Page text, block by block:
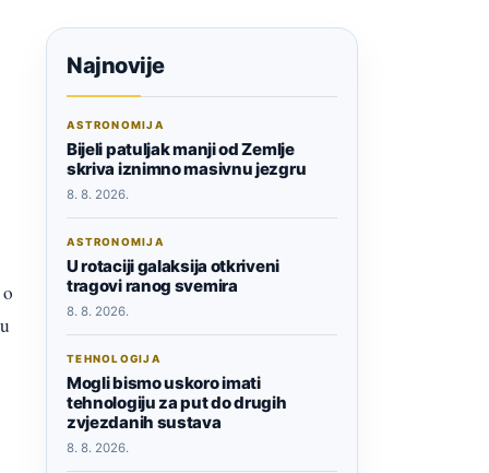
Najnovije
ASTRONOMIJA
Bijeli patuljak manji od Zemlje
skriva iznimno masivnu jezgru
8. 8. 2026.
ASTRONOMIJA
U rotaciji galaksija otkriveni
tragovi ranog svemira
8. 8. 2026.
TEHNOLOGIJA
Mogli bismo uskoro imati
tehnologiju za put do drugih
zvjezdanih sustava
8. 8. 2026.